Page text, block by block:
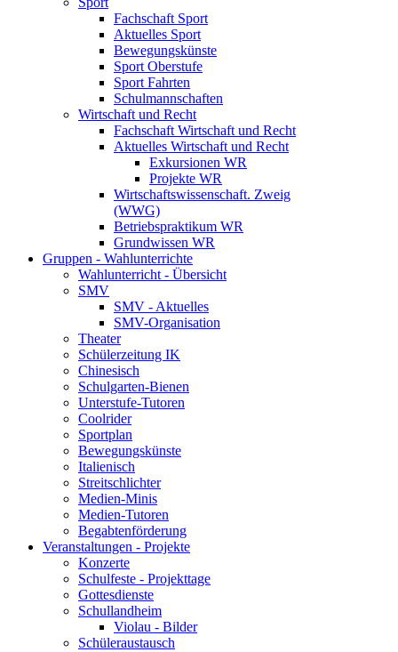
Fachschaft Sport
Aktuelles Sport
Bewegungskünste
Sport Oberstufe
Sport Fahrten
Schulmannschaften
Wirtschaft und Recht
Fachschaft Wirtschaft und Recht
Aktuelles Wirtschaft und Recht
Exkursionen WR
Projekte WR
Wirtschaftswissenschaft. Zweig
(WWG)
Betriebspraktikum WR
Grundwissen WR
Gruppen - Wahlunterrichte
Wahlunterricht - Übersicht
SMV
SMV - Aktuelles
SMV-Organisation
Theater
Schülerzeitung IK
Chinesisch
Schulgarten-Bienen
Unterstufe-Tutoren
Coolrider
Sportplan
Bewegungskünste
Italienisch
Streitschlichter
Medien-Minis
Medien-Tutoren
Begabtenförderung
Veranstaltungen - Projekte
Konzerte
Schulfeste - Projekttage
Gottesdienste
Schullandheim
Violau - Bilder
Schüleraustausch